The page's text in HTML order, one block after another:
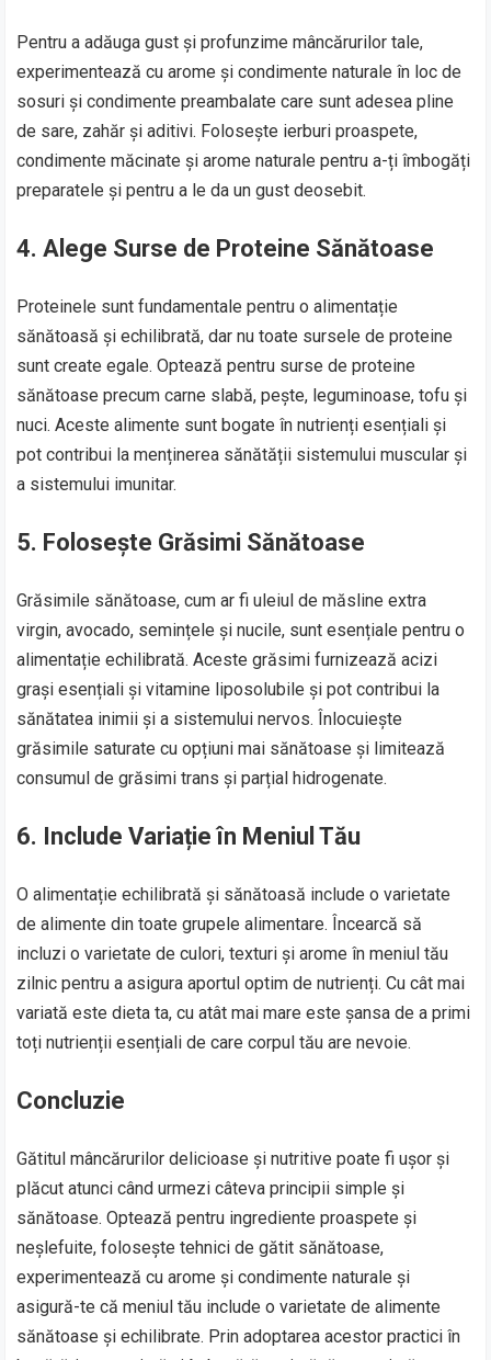
Pentru a adăuga gust și profunzime mâncărurilor tale,
experimentează cu arome și condimente naturale în loc de
sosuri și condimente preambalate care sunt adesea pline
de sare, zahăr și aditivi. Folosește ierburi proaspete,
condimente măcinate și arome naturale pentru a-ți îmbogăți
preparatele și pentru a le da un gust deosebit.
4.Alege Surse de Proteine Sănătoase
Proteinele sunt fundamentale pentru o alimentație
sănătoasă și echilibrată, dar nu toate sursele de proteine
sunt create egale. Optează pentru surse de proteine
sănătoase precum carne slabă, pește, leguminoase, tofu și
nuci. Aceste alimente sunt bogate în nutrienți esențiali și
pot contribui la menținerea sănătății sistemului muscular și
a sistemului imunitar.
5. Folosește Grăsimi Sănătoase
Grăsimile sănătoase, cum ar fi uleiul de măsline extra
virgin, avocado, semințele și nucile, sunt esențiale pentru o
alimentație echilibrată. Aceste grăsimi furnizează acizi
grași esențiali și vitamine liposolubile și pot contribui la
sănătatea inimii și a sistemului nervos. Înlocuiește
grăsimile saturate cu opțiuni mai sănătoase și limitează
consumul de grăsimi trans și parțial hidrogenate.
6. Include Variație în Meniul Tău
O alimentație echilibrată și sănătoasă include o varietate
de alimente din toate grupele alimentare. Încearcă să
incluzi o varietate de culori, texturi și arome în meniul tău
zilnic pentru a asigura aportul optim de nutrienți. Cu cât mai
variată este dieta ta, cu atât mai mare este șansa de a primi
toți nutrienții esențiali de care corpul tău are nevoie.
Concluzie
Gătitul mâncărurilor delicioase și nutritive poate fi ușor și
plăcut atunci când urmezi câteva principii simple și
sănătoase. Optează pentru ingrediente proaspete și
neșlefuite, folosește tehnici de gătit sănătoase,
experimentează cu arome și condimente naturale și
asigură-te că meniul tău include o varietate de alimente
sănătoase și echilibrate. Prin adoptarea acestor practici în